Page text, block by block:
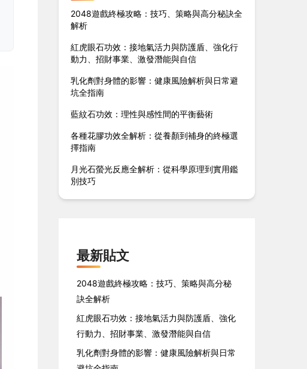
2048遊戲終極攻略：技巧、策略與高分秘訣全
解析
紅虎眼石功效：接地氣活力與防護盾、強化行
動力、招財事業、激發潛能與自信
乳化劑對身體的影響：健康風險解析與日常避
坑全指南
藍紋石功效：理性與感性間的平衡藝術
各種花膠功效全解析：從養顏到補身的終極選
擇指南
月光石螢光反應全解析：從科學原理到實用鑑
別技巧
最新貼文
2048遊戲終極攻略：技巧、策略與高分秘
訣全解析
紅虎眼石功效：接地氣活力與防護盾、強化
行動力、招財事業、激發潛能與自信
乳化劑對身體的影響：健康風險解析與日常